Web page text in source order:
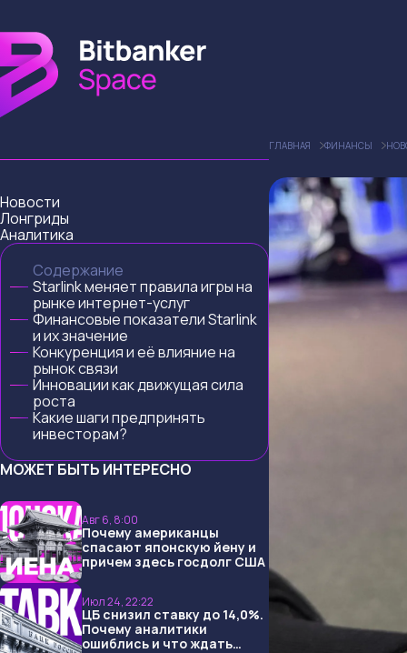
Новости
Лонгриды
Аналитика
Содержание
Starlink меняет правила игры на
рынке интернет-услуг
Финансовые показатели Starlink
и их значение
Конкуренция и её влияние на
рынок связи
Инновации как движущая сила
роста
Какие шаги предпринять
инвесторам?
МОЖЕТ БЫТЬ ИНТЕРЕСНО
Авг 6, 8:00
Почему американцы
спасают японскую йену и
причем здесь госдолг США
Июл 24, 22:22
ЦБ снизил ставку до 14,0%.
Почему аналитики
ошиблись и что ждать
ГЛАВНАЯ ФИНАНСЫ